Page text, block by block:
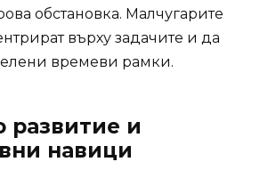
обстановка. Малчугарите
върху задачите и да
времеви рамки.
развитие и
навици